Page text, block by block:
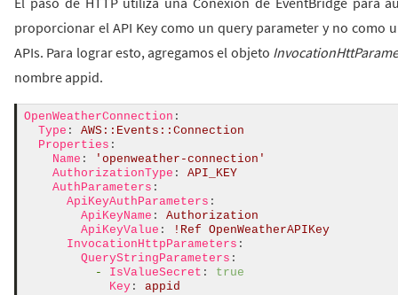
proporcionar el API Key como un query parameter y no
APIs. Para lograr esto, agregamos el objeto
nombre appid.
OpenWeatherConnection :
Type :
AWS::Events::Connection
Properties :
Name :
'openweather-connection'
AuthorizationType :
API_KEY
AuthParameters :
ApiKeyAuthParameters :
ApiKeyName :
Authorization
ApiKeyValue : ! Ref OpenWeatherAPIKey
InvocationHttpParameters :
QueryStringParameters :
-
IsValueSecret :
true
Key: appid